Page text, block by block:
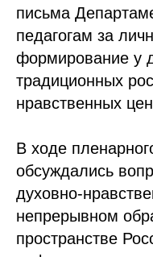
письма
педагогам за
формирование у
традиционных
нравственных
В ходе
обсуждались
духовно-
непрерывном
пространстве